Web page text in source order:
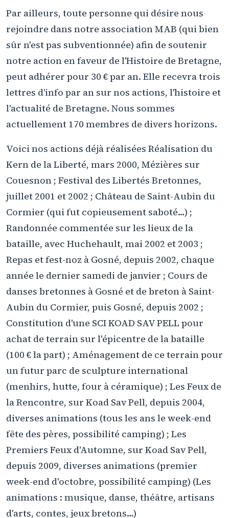
Par ailleurs, toute personne qui désire nous
rejoindre dans notre association MAB (qui bien
sûr n'est pas subventionnée) afin de soutenir
notre action en faveur de l'Histoire de Bretagne,
peut adhérer pour 30 € par an. Elle recevra trois
lettres d'info par an sur nos actions, l'histoire et
l'actualité de Bretagne. Nous sommes
actuellement 170 membres de divers horizons.
Voici nos actions déjà réalisées Réalisation du
Kern de la Liberté, mars 2000, Mézières sur
Couesnon ; Festival des Libertés Bretonnes,
juillet 2001 et 2002 ; Château de Saint-Aubin du
Cormier (qui fut copieusement saboté…) ;
Randonnée commentée sur les lieux de la
bataille, avec Huchehault, mai 2002 et 2003 ;
Repas et fest-noz à Gosné, depuis 2002, chaque
année le dernier samedi de janvier ; Cours de
danses bretonnes à Gosné et de breton à Saint-
Aubin du Cormier, puis Gosné, depuis 2002 ;
Constitution d'une SCI KOAD SAV PELL pour
achat de terrain sur l'épicentre de la bataille
(100 € la part) ; Aménagement de ce terrain pour
un futur parc de sculpture international
(menhirs, hutte, four à céramique) ; Les Feux de
la Rencontre, sur Koad Sav Pell, depuis 2004,
diverses animations (tous les ans le week-end
fête des pères, possibilité camping) ; Les
Premiers Feux d'Automne, sur Koad Sav Pell,
depuis 2009, diverses animations (premier
week-end d'octobre, possibilité camping) (Les
animations : musique, danse, théâtre, artisans
d'arts, contes, jeux bretons…)